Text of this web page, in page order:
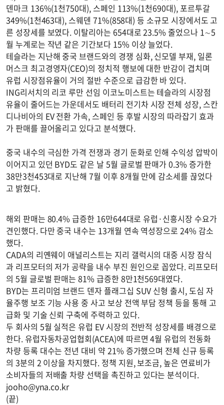
덴마크 136%(1천750대), 스페인 113%(1천690대), 포르투갈
349%(1천463대), 스웨덴 71%(858대) 등 소규모 시장에서도 고
른 성장세를 보였다. 이탈리아는 654대로 23.5% 줄었으나 1∼5
월 누계로는 작년 같은 기간보다 15% 이상 늘었다.
테슬라는 지난해 중국 브랜드와의 경쟁 심화, 신모델 부재, 일론
머스크 최고경영자(CEO)의 정치적 행보에 대한 반감이 겹치며
유럽 시장점유율이 거의 절반 수준으로 급감한 바 있다.
ING리서치의 리코 루만 선임 이코노미스트는 테슬라의 시장점
유율이 줄어드는 가운데서도 배터리 전기차 시장 전체 성장, 스칸
디나비아의 EV 전환 가속, 스페인 등 후발 시장의 따라잡기 효과
가 판매를 끌어올리고 있다고 분석했다.
중국 내수의 극심한 가격 전쟁과 경기 둔화로 인해 수익성 압박이
이어지고 있던 BYD도 같은 날 5월 글로벌 판매가 0.3% 증가한
38만3천453대로 지난해 7월 이후 8개월 만에 감소세를 끊었다
고 밝혔다.
해외 판매는 80.4% 급증한 16만644대로 유럽·신흥시장 수요가
견인했다. 다만 중국 내수는 13개월 연속 역성장으로 24% 감소
했다.
CADA의 리옌웨이 애널리스트는 지리 갤럭시의 대중 시장 잠식
과 리프모터의 저가 공략을 내수 부진 원인으로 꼽았다. 리프모터
의 5월 글로벌 판매는 81% 급증한 8만1천569대였다.
BYD는 프리미엄 브랜드 덴자 플래그십 SUV 신형 출시, 도심 자
율주행 보조 기능 사용 중 사고 보상 전액 부담 정책 등을 통해 고
급화 및 기술 신뢰 구축에 주력하고 있다.
두 회사의 5월 실적은 유럽 EV 시장의 전반적 성장세를 배경으로
한다. 유럽자동차공업협회(ACEA)에 따르면 4월 유럽의 전동화
차량 등록 대수는 전년 대비 약 21% 증가했으며 전체 신규 등록
의 3분의 2 이상을 차지했다. 정책 지원, 보조금, 높은 연료비가
소비자들의 저배출 차량 선택을 촉진하고 있다는 분석이다.
jooho@yna.co.kr
(끝)